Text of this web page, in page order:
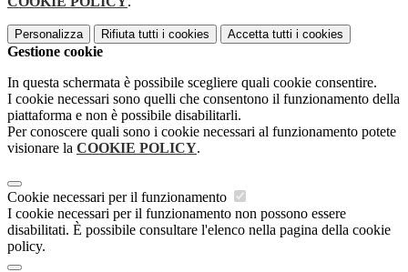
Personalizza Rifiuta tutti i cookies Accetta tutti i cookies
Gestione cookie
In questa schermata è possibile scegliere quali cookie consentire.
I cookie necessari sono quelli che consentono il funzionamento della
piattaforma e non è possibile disabilitarli.
Per conoscere quali sono i cookie necessari al funzionamento potete
visionare la COOKIE POLICY.
Cookie necessari per il funzionamento
I cookie necessari per il funzionamento non possono essere
disabilitati. È possibile consultare l'elenco nella pagina della cookie
policy.